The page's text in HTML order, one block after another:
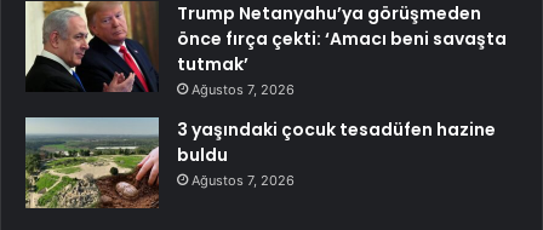
Trump Netanyahu’ya görüşmeden
önce fırça çekti: ‘Amacı beni savaşta
tutmak’
Ağustos 7, 2026
3 yaşındaki çocuk tesadüfen hazine
buldu
Ağustos 7, 2026